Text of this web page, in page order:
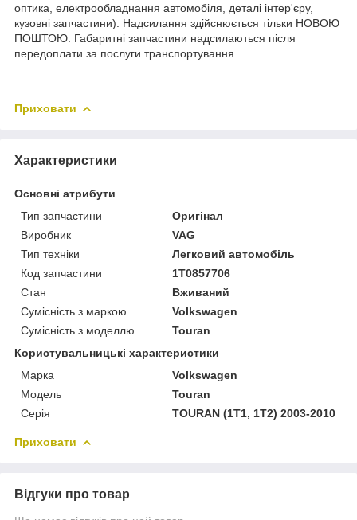
оптика, електрообладнання автомобіля, деталі інтер'єру,
кузовні запчастини). Надсилання здійснюється тільки НОВОЮ
ПОШТОЮ. Габаритні запчастини надсилаються після
передоплати за послуги транспортування.
Приховати
Характеристики
Основні атрибути
Тип запчастини
Оригінал
Виробник
VAG
Тип техніки
Легковий автомобіль
Код запчастини
1T0857706
Стан
Вживаний
Сумісність з маркою
Volkswagen
Сумісність з моделлю
Touran
Користувальницькі характеристики
Марка
Volkswagen
Модель
Touran
Серія
TOURAN (1T1, 1T2) 2003-2010
Приховати
Відгуки про товар